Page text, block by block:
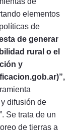
elementos
de
de generar
rural o el
y
difusión de
Se trata de un
de tierras a